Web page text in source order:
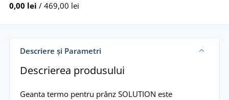
0,00 lei / 469,00 lei
Descriere și Parametri
Descrierea produsului
Geanta termo pentru prânz SOLUTION este